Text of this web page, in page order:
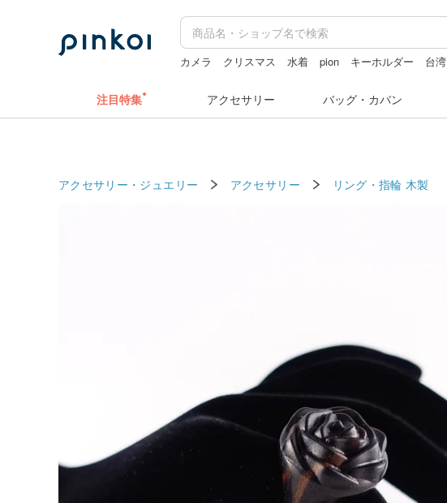
カメラ クリスマス 水着 pion キーホルダー 台湾
注目特集 アクセサリー バッグ・カバン
アクセサリー・ジュエリー アクセサリー リング・指輪 木製